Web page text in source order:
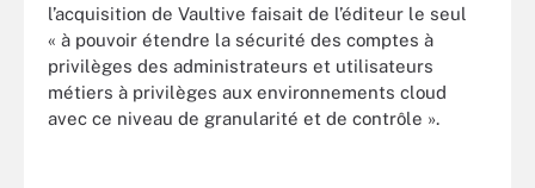
l’acquisition de Vaultive faisait de l’éditeur le seul
« à pouvoir étendre la sécurité des comptes à
privilèges des administrateurs et utilisateurs
métiers à privilèges aux environnements cloud
avec ce niveau de granularité et de contrôle ».